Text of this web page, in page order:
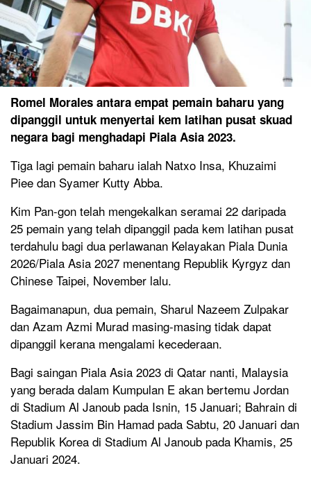
Romel Morales antara empat pemain baharu yang
dipanggil untuk menyertai kem latihan pusat skuad
negara bagi menghadapi Piala Asia 2023.
Tiga lagi pemain baharu ialah Natxo Insa, Khuzaimi
Piee dan Syamer Kutty Abba.
Kim Pan-gon telah mengekalkan seramai 22 daripada
25 pemain yang telah dipanggil pada kem latihan pusat
terdahulu bagi dua perlawanan Kelayakan Piala Dunia
2026/Piala Asia 2027 menentang Republik Kyrgyz dan
Chinese Taipei, November lalu.
Bagaimanapun, dua pemain, Sharul Nazeem Zulpakar
dan Azam Azmi Murad masing-masing tidak dapat
dipanggil kerana mengalami kecederaan.
Bagi saingan Piala Asia 2023 di Qatar nanti, Malaysia
yang berada dalam Kumpulan E akan bertemu Jordan
di Stadium Al Janoub pada Isnin, 15 Januari; Bahrain di
Stadium Jassim Bin Hamad pada Sabtu, 20 Januari dan
Republik Korea di Stadium Al Janoub pada Khamis, 25
Januari 2024.